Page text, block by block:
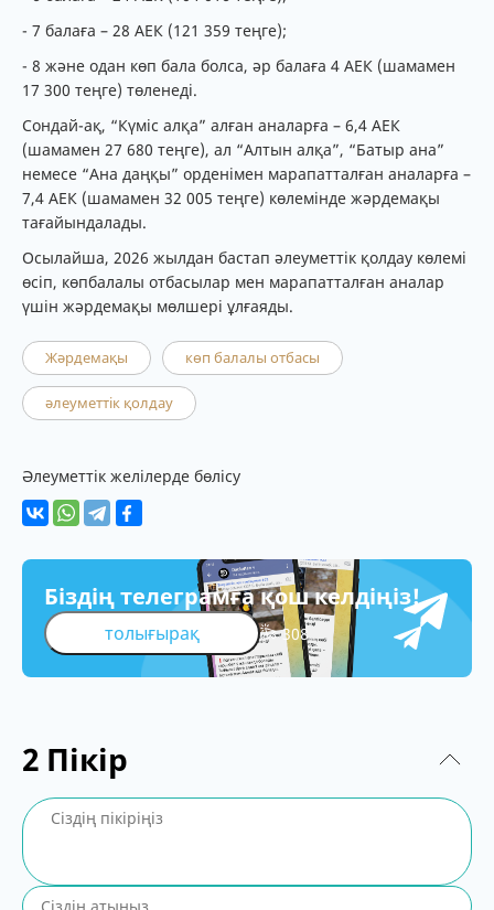
- 7 балаға – 28 АЕК (121 359 теңге);
- 8 және одан көп бала болса, әр балаға 4 АЕК (шамамен
17 300 теңге) төленеді.
Сондай-ақ, “Күміс алқа” алған аналарға – 6,4 АЕК
(шамамен 27 680 теңге), ал “Алтын алқа”, “Батыр ана”
немесе “Ана даңқы” орденімен марапатталған аналарға –
7,4 АЕК (шамамен 32 005 теңге) көлемінде жәрдемақы
тағайындалады.
Осылайша, 2026 жылдан бастап әлеуметтік қолдау көлемі
өсіп, көпбалалы отбасылар мен марапатталған аналар
үшін жәрдемақы мөлшері ұлғаяды.
Жәрдемақы көп балалы отбасы
әлеуметтік қолдау
Әлеуметтік желілерде бөлісу
Біздің телеграмға қош келдіңіз!
толығырақ 308
2 Пікір